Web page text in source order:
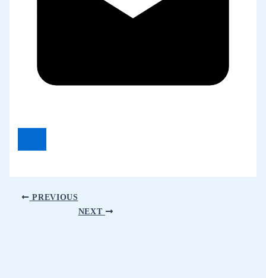
PREVIOUS
NEXT